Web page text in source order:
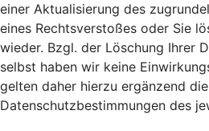
einer Aktualisierung des
eines Rechtsverstoßes oder Sie
wieder. Bzgl. der Löschung Ihrer
selbst haben wir keine
gelten daher hierzu ergänzend die
Datenschutzbestimmungen des